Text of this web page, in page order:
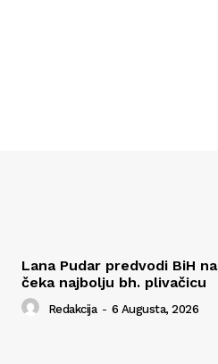
Lana Pudar predvodi BiH na
čeka najbolju bh. plivačicu
Redakcija - 6 Augusta, 2026